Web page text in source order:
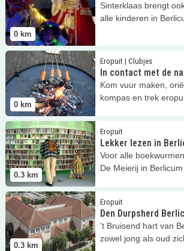
0 km
Sinterklaas brengt
alle kinderen in
0 km
Eropuit | Clubjes
In contact met de
Kom vuur maken,
kompas en trek
Lees meer In contact met de natuur
0.3 km
Eropuit
Lekker lezen in
Voor alle
De Meierij in
Lees meer Lekker lezen in Berlicum!
0.3 km
Eropuit
Den Durpsherd
't Bruisend hart van
zowel jong als oud
Lees meer Den Durpsherd Berlicum